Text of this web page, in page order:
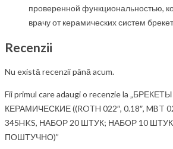
проверенной функциональностью,
врачу от керамических систем
Recenzii
Nu există recenzii până acum.
Fii primul care adaugi o recenzie la „БРЕКЕТЫ
КЕРАМИЧЕСКИЕ ((ROTH 022″, 0.18″, MBT
345HKS, НАБОР 20 ШТУК; НАБОР 10
ПОШТУЧНО)”